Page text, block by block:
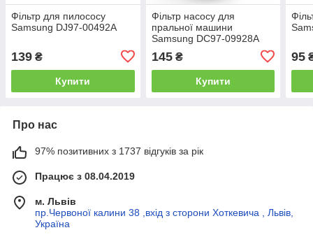
Фільтр для пилососу
Samsung DJ97-00492A
139 ₴
Купити
Фільтр насосу для
пральної машини
Samsung DC97-09928A
145₴
Купити
95
Про нас
97% позитивних з 1737 відгуків за рік
Працює з 08.04.2019
м. Львів
пр.Червоної калини 38 ,вхід з сторони Хоткевича , Львів,
Україна